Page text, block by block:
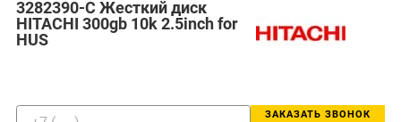
3282390-C Жесткий диск
HITACHI 300gb 10k 2.5inch for
HUS
ЗАКАЗАТЬ ЗВОНОК